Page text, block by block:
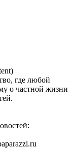
где любой
о частной жизни